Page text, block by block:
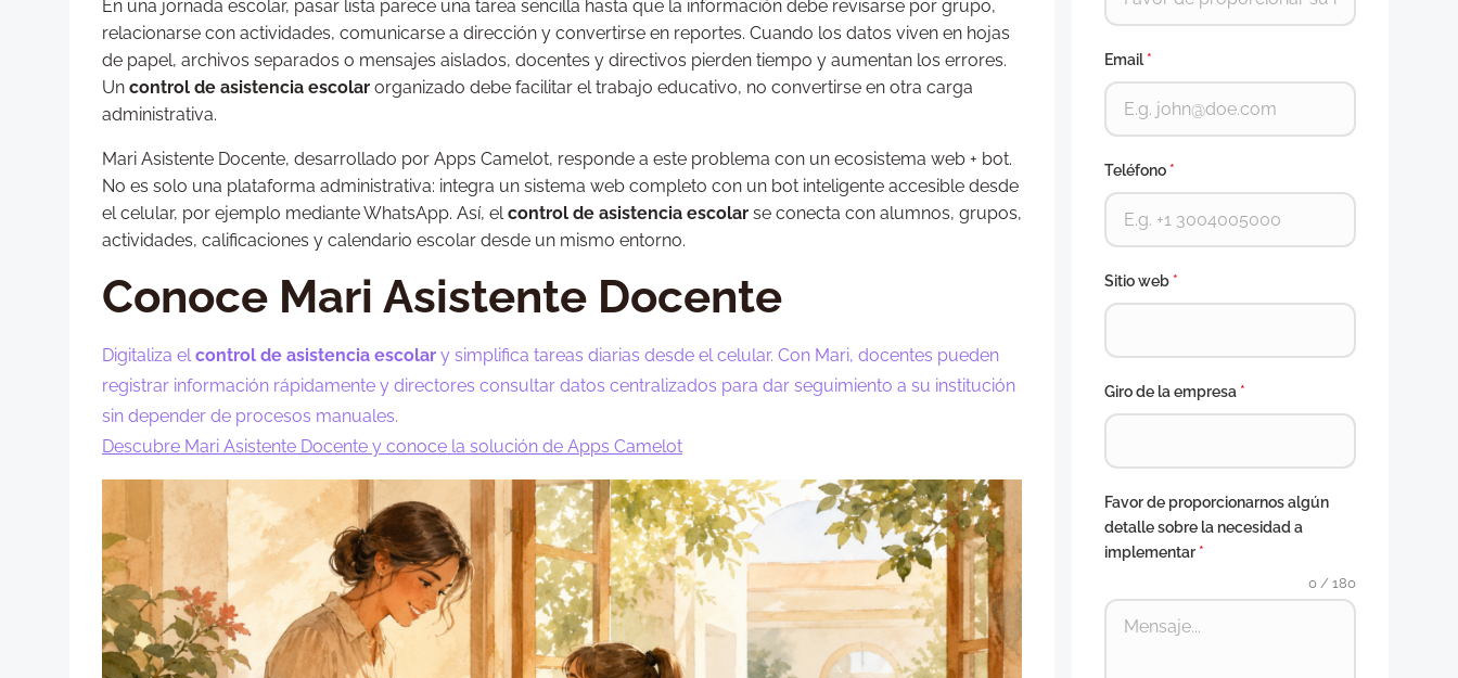
En una jornada escolar, pasar lista parece una tarea sencilla hasta que la información debe revisarse por grupo,
relacionarse con actividades, comunicarse a dirección y convertirse en reportes. Cuando los datos viven en hojas
de papel, archivos separados o mensajes aislados, docentes y directivos pierden tiempo y aumentan los errores.
Un control de asistencia escolar organizado debe facilitar el trabajo educativo, no convertirse en otra carga
administrativa.
Mari Asistente Docente, desarrollado por Apps Camelot, responde a este problema con un ecosistema web + bot.
No es solo una plataforma administrativa: integra un sistema web completo con un bot inteligente accesible desde
el celular, por ejemplo mediante WhatsApp. Así, elcontrol de asistencia escolar se conecta con alumnos, grupos,
actividades, calificaciones y calendario escolar desde un mismo entorno.
Conoce Mari Asistente Docente
Digitaliza elcontrol de asistencia escolar y simplifica tareas diarias desde el celular. Con Mari, docentes pueden
registrar información rápidamente y directores consultar datos centralizados para dar seguimiento a su institución
sin depender de procesos manuales.
Descubre Mari Asistente Docente y conoce la solución de Apps Camelot
Email*
Teléfono *
Sitio web *
Giro de la empresa *
Favor de proporcionarnos algún
detalle sobre la necesidad a
implementar *
0 / 180